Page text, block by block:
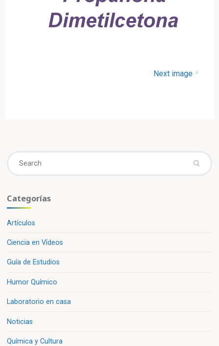
Next image
Categorías
Artículos
Ciencia en Vídeos
Guía de Estudios
Humor Químico
Laboratorio en casa
Noticias
Química y Cultura